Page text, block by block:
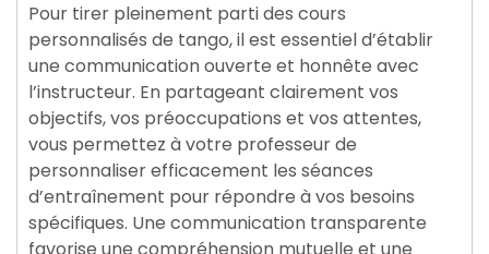
Pour tirer pleinement parti des cours
personnalisés de tango, il est essentiel d’établir
une communication ouverte et honnête avec
l’instructeur. En partageant clairement vos
objectifs, vos préoccupations et vos attentes,
vous permettez à votre professeur de
personnaliser efficacement les séances
d’entraînement pour répondre à vos besoins
spécifiques. Une communication transparente